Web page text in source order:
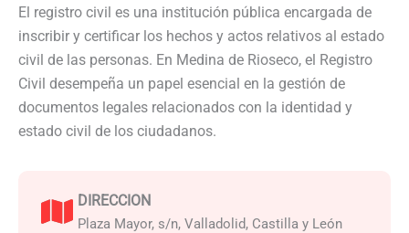
El registro civil es una institución pública encargada de
inscribir y certificar los hechos y actos relativos al estado
civil de las personas. En Medina de Rioseco, el Registro
Civil desempeña un papel esencial en la gestión de
documentos legales relacionados con la identidad y
estado civil de los ciudadanos.
DIRECCION
Plaza Mayor, s/n, Valladolid, Castilla y León